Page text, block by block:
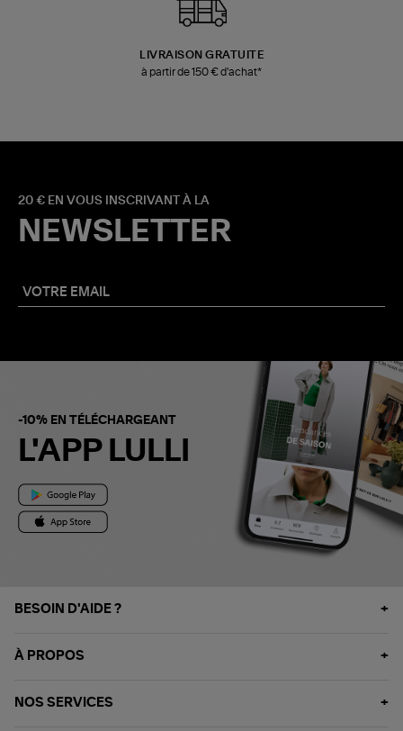
LIVRAISON GRATUITE
à partir de 150 € d'achat*
20 € EN VOUS INSCRIVANT À LA
NEWSLETTER
-10% EN TÉLÉCHARGEANT
L'APP LULLI
BESOIN D'AIDE ?
À PROPOS
NOS SERVICES